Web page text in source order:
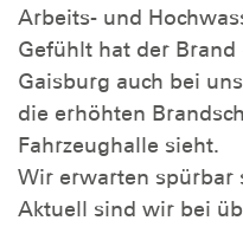
Arbeits- und
Gefühlt hat der Brand
Gaisburg auch bei
die erhöhten
Fahrzeughalle sieht.
Wir erwarten spürbar
Aktuell sind wir bei